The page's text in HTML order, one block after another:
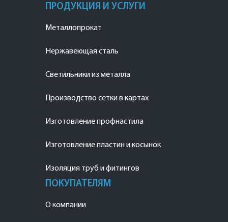
ПРОДУКЦИЯ И УСЛУГИ
Металлопрокат
Нержавеющая сталь
Светильники из металла
Производство сетки в картах
Изготовление профнастила
Изготовление пластин и косынок
Изоляция труб и фитингов
ПОКУПАТЕЛЯМ
О компании